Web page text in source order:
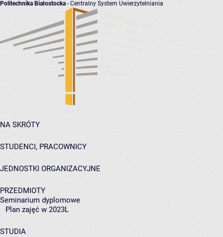
Politechnika Białostocka - Centralny System Uwierzytelniania
NA SKRÓTY
STUDENCI, PRACOWNICY
JEDNOSTKI ORGANIZACYJNE
PRZEDMIOTY
Seminarium dyplomowe
Plan zajęć w 2023L
STUDIA